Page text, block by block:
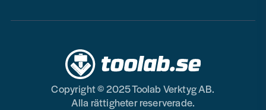
Copyright © 2025 Toolab Verktyg AB.
Alla rättigheter reserverade.